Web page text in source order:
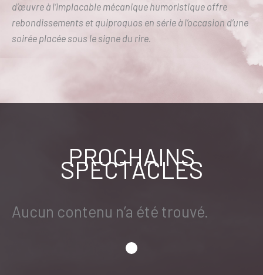
d’œuvre à l’implacable mécanique humoristique offre
rebondissements et quiproquos en série à l’occasion d’une
soirée placée sous le signe du rire.
PROCHAINS
SPECTACLES
Aucun contenu n’a été trouvé.